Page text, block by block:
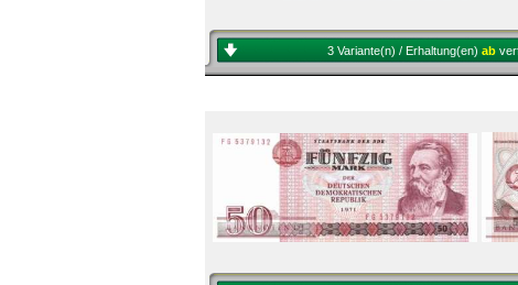
3 Variante(n) / Erhaltung(en) ab